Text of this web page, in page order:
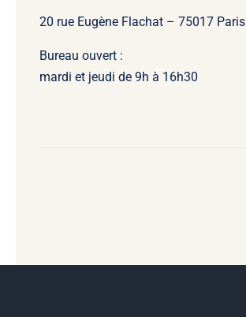
20 rue Eugène Flachat – 75017 Paris
Bureau ouvert :
mardi et jeudi de 9h à 16h30